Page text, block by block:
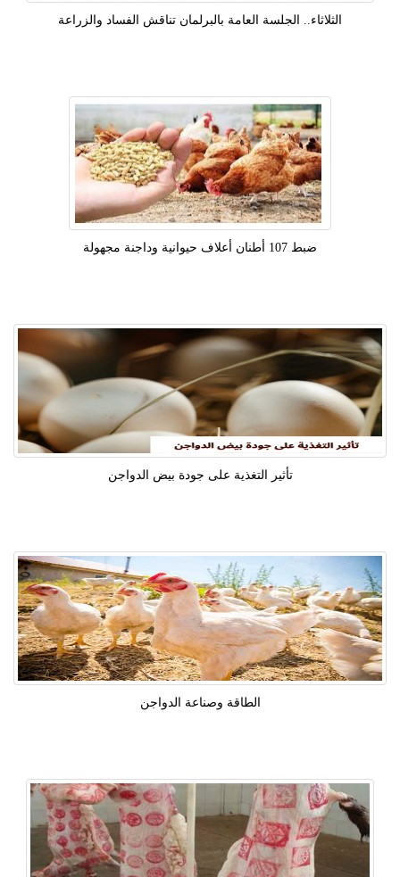
الثلاثاء.. الجلسة العامة بالبرلمان تناقش الفساد والزراعة
ضبط 107 أطنان أعلاف حيوانية وداجنة مجهولة
تأثير التغذية على جودة بيض الدواجن
الطاقة وصناعة الدواجن